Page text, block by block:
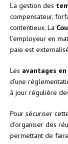
La gestion des
compensateur,
contentieux. La
l’employeur en
paie est
Les avantages
d’une
à jour régulière
Pour sécuriser
d’organiser des
permettant de